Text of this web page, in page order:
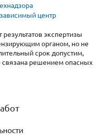
центр
экспертизы
органом, но не
срок допустим,
связана решением опасных